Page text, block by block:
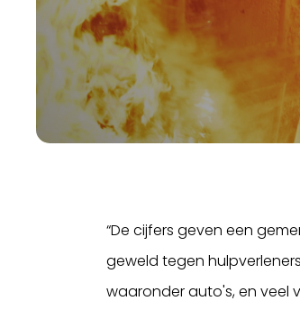
“De cijfers geven een
geweld tegen
waaronder auto's, en veel